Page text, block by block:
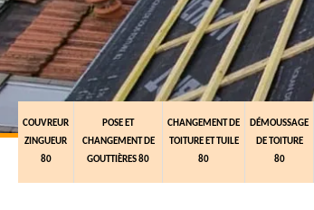
COUVREUR
ZINGUEUR
80
POSE ET
CHANGEMENT DE
GOUTTIÈRES 80
CHANGEMENT DE
TOITURE ET TUILE
80
DÉMOUSSAGE
DE TOITURE
80